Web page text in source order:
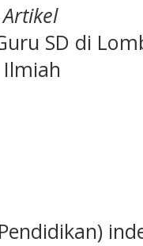
SD di
Ilmiah